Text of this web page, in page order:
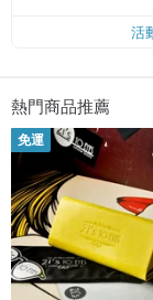
活
熱門商品推薦
免運